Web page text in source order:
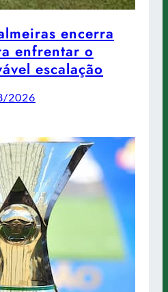
encerra
enfrentar o
escalação
2026